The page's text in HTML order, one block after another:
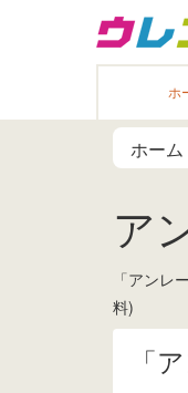
ホ
ホーム
ア
「アンレ
料)
「